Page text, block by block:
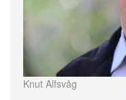
Knut Alfsvåg